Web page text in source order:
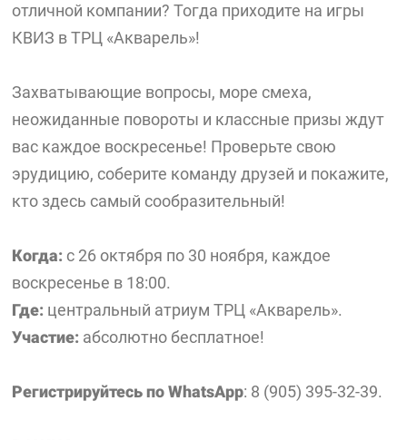
отличной компании? Тогда приходите на игры
КВИЗ в ТРЦ «Акварель»!
Захватывающие вопросы, море смеха,
неожиданные повороты и классные призы ждут
вас каждое воскресенье! Проверьте свою
эрудицию, соберите команду друзей и покажите,
кто здесь самый сообразительный!
Когда: с 26 октября по 30 ноября, каждое
воскресенье в 18:00.
Где: центральный атриум ТРЦ «Акварель».
Участие: абсолютно бесплатное!
Регистрируйтесь по WhatsApp: 8 (905) 395-32-39.